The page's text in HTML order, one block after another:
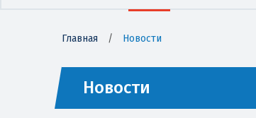
Главная / Новости
Новости